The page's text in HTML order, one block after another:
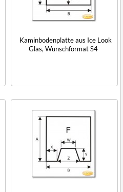
Kaminbodenplatte aus Ice Look
Glas, Wunschformat S4